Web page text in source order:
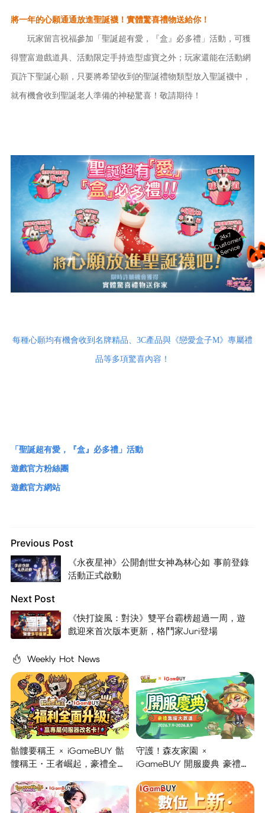
將一年的心願通通放進聖誕襪！實體驚喜禮物送給你！
玩家留言祝福參加「聖誕超有愛，『盒』必多禮」活動，可獲
得豐富遊戲道具、活動限定手持造型虛寶之外；玩家還能在活動網
頁許下聖誕心願，只要將希望收到的聖誕禮物類型放入聖誕襪中，
就有機會收到聖誕老人準備的神秘驚喜！敬請期待！
每種心願均有機會收到名牌精品、3C產品與《戀愛盒子M》專屬禮
品等多項驚喜內容！
「聖誕超有愛，『盒』必多禮」活動
遊戲官方粉絲團
遊戲官方網站
Previous Post
《永夜星神》公開創世女神為林心如 事前登錄
活動正式啟動
Next Post
《快打旋風：對決》雙平台霸榜超過一周，遊
戲迎來首次版本更新，格鬥家Juri登場
Weekly Hot News
骷髏要稱王 × iGameBUY 骷
髏稱王・王者崛起，豪禮全面
守護！森友家園 ×
iGameBUY 開服慶典 豪禮集
24x7
C
ust
o
m
er
S
ervi
c
e